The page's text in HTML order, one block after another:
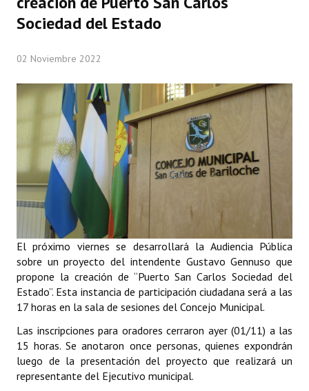
Concejales Mandato Cumplido
Programas
LEGISLACIÓN
Constitución Nacional
Constitución Provincial
Carta Orgánica 2007
Reglamento Interno
Digesto
Organigrama
DOCUMENTOS
Proyectos Presentados
Dictámenes Asesoría Letrada
Sociedad del Estado
02 Noviembre 2022
El próximo viernes se desarrollará la Audiencia Pública
sobre un proyecto del intendente Gustavo Gennuso que
propone la creación de “Puerto San Carlos Sociedad del
Estado”. Esta instancia de participación ciudadana será a las
17 horas en la sala de sesiones del Concejo Municipal.
Las inscripciones para oradores cerraron ayer (01/11) a las
15 horas. Se anotaron once personas, quienes expondrán
luego de la presentación del proyecto que realizará un
representante del Ejecutivo municipal.